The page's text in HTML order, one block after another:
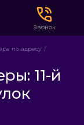
Звонок
по адресу
11-й